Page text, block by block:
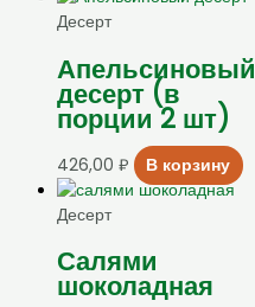
Десерт
Апельсиновый
десерт (в
порции 2 шт)
426,00 ₽ В корзину
Десерт
Салями
шоколадная